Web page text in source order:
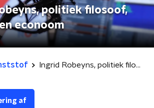
politiek filosoof,
econoom
Ingrid Robeyns, politiek filosoof, ethicus en econoom
af